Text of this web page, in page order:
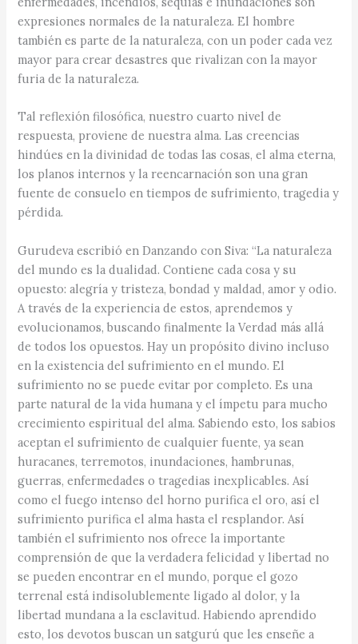
expresiones normales de la naturaleza. El hombre
también es parte de la naturaleza, con un poder cada vez
mayor para crear desastres que rivalizan con la mayor
furia de la naturaleza.
Tal reflexión filosófica, nuestro cuarto nivel de
respuesta, proviene de nuestra alma. Las creencias
hindúes en la divinidad de todas las cosas, el alma eterna,
los planos internos y la reencarnación son una gran
fuente de consuelo en tiempos de sufrimiento, tragedia y
pérdida.
Gurudeva escribió en Danzando con Siva: “La naturaleza
del mundo es la dualidad. Contiene cada cosa y su
opuesto: alegría y tristeza, bondad y maldad, amor y odio.
A través de la experiencia de estos, aprendemos y
evolucionamos, buscando finalmente la Verdad más allá
de todos los opuestos. Hay un propósito divino incluso
en la existencia del sufrimiento en el mundo. El
sufrimiento no se puede evitar por completo. Es una
parte natural de la vida humana y el ímpetu para mucho
crecimiento espiritual del alma. Sabiendo esto, los sabios
aceptan el sufrimiento de cualquier fuente, ya sean
huracanes, terremotos, inundaciones, hambrunas,
guerras, enfermedades o tragedias inexplicables. Así
como el fuego intenso del horno purifica el oro, así el
sufrimiento purifica el alma hasta el resplandor. Así
también el sufrimiento nos ofrece la importante
comprensión de que la verdadera felicidad y libertad no
se pueden encontrar en el mundo, porque el gozo
terrenal está indisolublemente ligado al dolor, y la
libertad mundana a la esclavitud. Habiendo aprendido
esto, los devotos buscan un satgurú que les enseñe a